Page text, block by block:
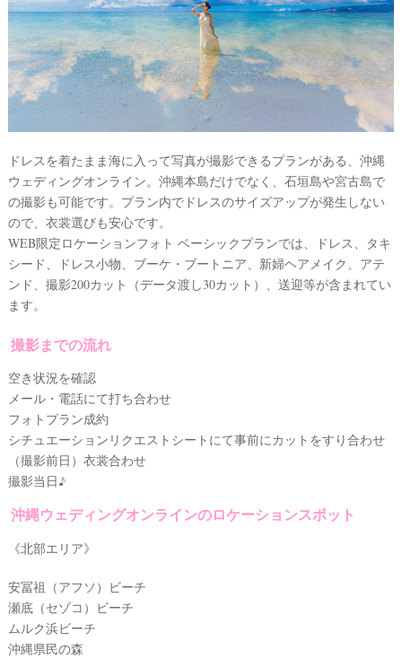
ドレスを着たまま海に入って写真が撮影できるプランがある、沖縄
ウェディングオンライン。沖縄本島だけでなく、石垣島や宮古島で
の撮影も可能です。プラン内でドレスのサイズアップが発生しない
ので、衣裳選びも安心です。
WEB限定ロケーションフォト ベーシックプランでは、ドレス、タキ
シード、ドレス小物、ブーケ・ブートニア、新婦ヘアメイク、アテ
ンド、撮影200カット（データ渡し30カット）、送迎等が含まれてい
ます。
撮影までの流れ
空き状況を確認
メール・電話にて打ち合わせ
フォトプラン成約
シチュエーションリクエストシートにて事前にカットをすり合わせ
（撮影前日）衣裳合わせ
撮影当日♪
沖縄ウェディングオンラインのロケーションスポット
《北部エリア》
安冨祖（アフソ）ビーチ
瀬底（セゾコ）ビーチ
ムルク浜ビーチ
沖縄県民の森
P
L
A
C
L
&
D
R
E
S
公
式
サ
イ
最
プ
プ